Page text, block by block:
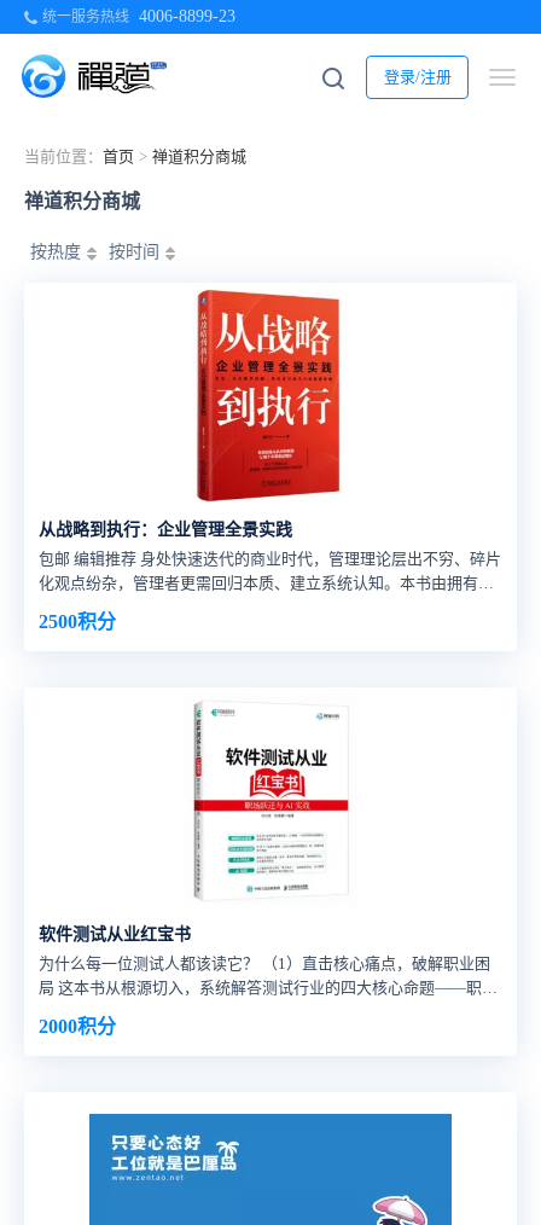
统一服务热线 4006-8899-23
登录/注册
当前位置： 首页 > 禅道积分商城
禅道积分商城
按热度 按时间
从战略到执行：企业管理全景实践
包邮 编辑推荐 身处快速迭代的商业时代，管理理论层出不穷、碎片
化观点纷杂，管理者更需回归本质、建立系统认知。本书由拥有数
十年大型制造企业实战经验的黄志军先生执笔，立足汽车制造与合
资企业运营一线，穿透“管理理论丛林”，以循证视角重构管理认
又回应实践新问题，帮管理者剔除无效理念、掌握可落地方法，做
对的事、管好关键环节。 没有空洞说教，全是一线沉淀；
2500积分
软件测试从业红宝书
为什么每一位测试人都该读它？ （1）直击核心痛点，破解职业困
局 这本书从根源切入，系统解答测试行业的四大核心命题——职业
发展关键问题拆解、发展方向精准选择、职业目标落地规划、AI时
代挑战应对，帮你打破职业天花板，告别内耗。 （2）双权威沉
2000积分